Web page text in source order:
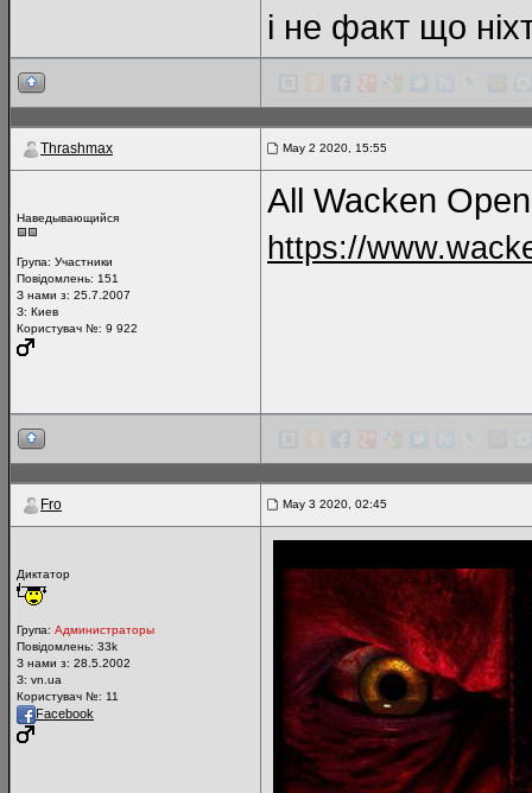
і не факт що
Thrashmax May 2 2020, 15:55
Наведывающийся
Група: Участники
Повідомлень: 151
З нами з: 25.7.2007
З: Киев
Користувач №: 9 922
All Wacken
https://
Fro May 3 2020, 02:45
Диктатор
Група: Администраторы
Повідомлень: 33k
З нами з: 28.5.2002
З: vn.ua
Користувач №: 11
Facebook